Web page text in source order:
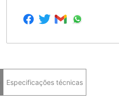
Especificações técnicas